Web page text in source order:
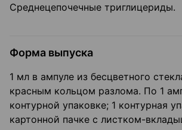
Среднецепочечные триглицериды.
Форма выпуска
1 мл в ампуле из бесцветного
красным кольцом разлома. По 1
контурной упаковке; 1 контурная
картонной пачке с листком-